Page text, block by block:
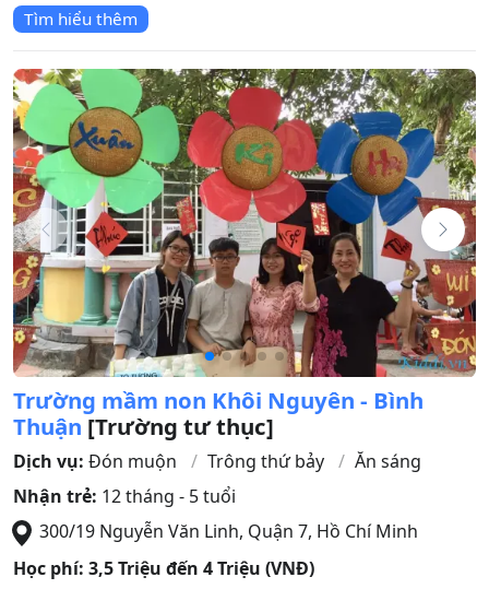
Tìm hiểu thêm
Trường mầm non Khôi Nguyên - Bình
Thuận [Trường tư thục]
Dịch vụ: Đón muộn Trông thứ bảy
Ăn sáng
Nhận trẻ: 12 tháng - 5 tuổi
300/19 Nguyễn Văn Linh, Quận 7, Hồ Chí Minh
Học phí: 3,5 Triệu đến 4 Triệu (VNĐ)